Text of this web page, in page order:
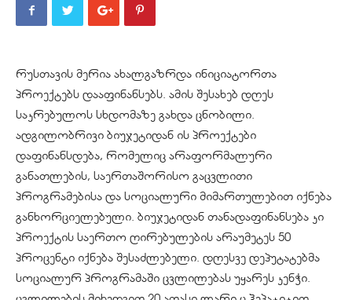
რუსთავის მერია ახალგაზრდა ინიციატორთა
პროექტებს დააფინანსებს. ამის შესახებ დღეს
საკრებულოს სხდომაზე გახდა ცნობილი.
ადგილობრივი ბიუჯეტიდან ის პროექტები
დაფინანსდება, რომელიც არაფორმალური
განათლების, საერთაშორისო გაცვლითი
პროგრამებისა და სოციალური მიმართულებით იქნება
განხორციელებული. ბიუჯეტიდან თანადაფინანსება კი
პროექტის საერთო ღირებულების არაუმეტეს 50
პროცენტი იქნება შესაძლებელი. დღესვე დეპუტატებმა
სოციალურ პროგრამაში ცვლილებას უყარეს კენჭი.